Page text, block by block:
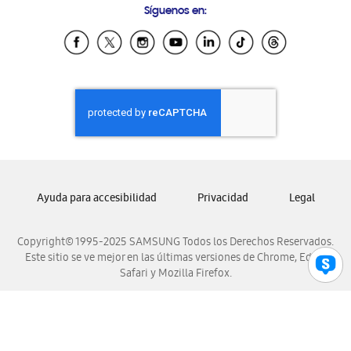
Samsung Ecuador
Samsung El Salvador
Samsung Honduras
Samsung Nicaragua
Samsung Panamá
Samsung Venezuela
Síguenos en:
Copyright© 1995-2025 SAMSUNG Todos los Derechos Reservados.
Este sitio se ve mejor en las últimas versiones de Chrome, Edge,
Safari y Mozilla Firefox.
Ayuda para accesibilidad Privacidad Legal